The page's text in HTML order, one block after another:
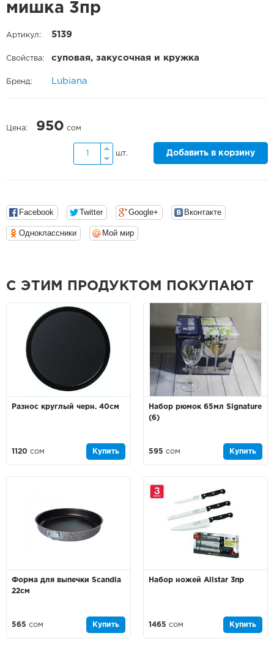
мишка 3пр
Артикул: 5139
Свойства: суповая, закусочная и кружка
Бренд: Lubiana
Цена: 950 сом
шт. Добавить в корзину
Facebook Twitter Google+ Вконтакте
Одноклассники Мой мир
С ЭТИМ ПРОДУКТОМ ПОКУПАЮТ
Разнос круглый черн. 40см
1120 сом Купить
Набор рюмок 65мл Signature
(6)
595 сом Купить
Форма для выпечки Scandia
22см
565 сом Купить
Набор ножей Allstar 3пр
1465 сом Купить